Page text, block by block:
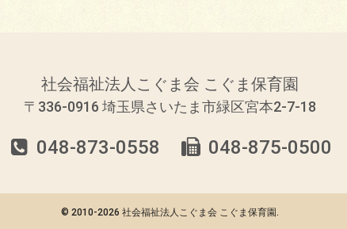
社会福祉法人こぐま会 こぐま保育園
〒336-0916 埼玉県さいたま市緑区宮本2-7-18
048-873-0558 048-875-0500
© 2010-2026 社会福祉法人こぐま会 こぐま保育園.